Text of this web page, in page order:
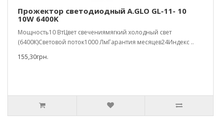
Прожектор светодиодный A.GLO GL-11- 10
10W 6400K
Мощность10 ВтЦвет свечениямягкий холодный свет
(6400К)Световой поток1000 ЛмГарантия месяцев24Индекс ..
155,30грн.